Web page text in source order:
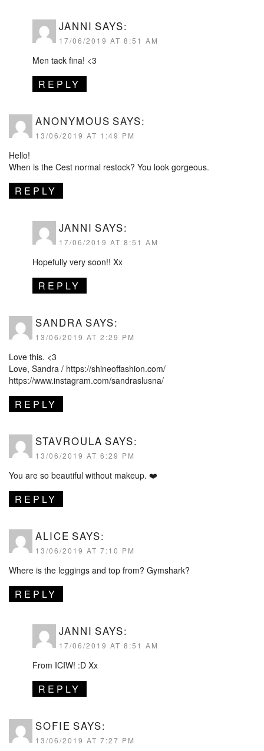
JANNI SAYS:
17/06/2019 AT 8:51 AM
Men tack fina! <3
REPLY
ANONYMOUS SAYS:
13/06/2019 AT 1:49 PM
Hello!
When is the Cest normal restock? You look gorgeous.
REPLY
JANNI SAYS:
17/06/2019 AT 8:51 AM
Hopefully very soon!! Xx
REPLY
SANDRA SAYS:
13/06/2019 AT 2:29 PM
Love this. <3
Love, Sandra / https://shineoffashion.com/
https://www.instagram.com/sandraslusna/
REPLY
STAVROULA SAYS:
13/06/2019 AT 6:29 PM
You are so beautiful without makeup. ❤️
REPLY
ALICE SAYS:
13/06/2019 AT 7:10 PM
Where is the leggings and top from? Gymshark?
REPLY
JANNI SAYS:
17/06/2019 AT 8:51 AM
From ICIW! :D Xx
REPLY
SOFIE SAYS:
13/06/2019 AT 7:27 PM